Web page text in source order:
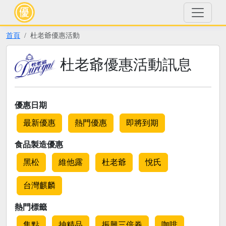
首頁 杜老爺優惠活動
杜老爺優惠活動訊息
優惠日期
最新優惠 熱門優惠 即將到期
食品製造優惠
黑松 維他露 杜老爺 悅氏
台灣麒麟
熱門標籤